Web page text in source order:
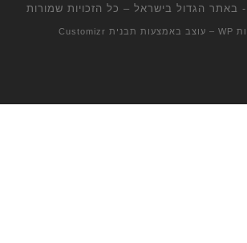
- באתר הגדול בישראל – כל הזכויות שמורות
WP – עוצב באמצעות תבנית Customizr